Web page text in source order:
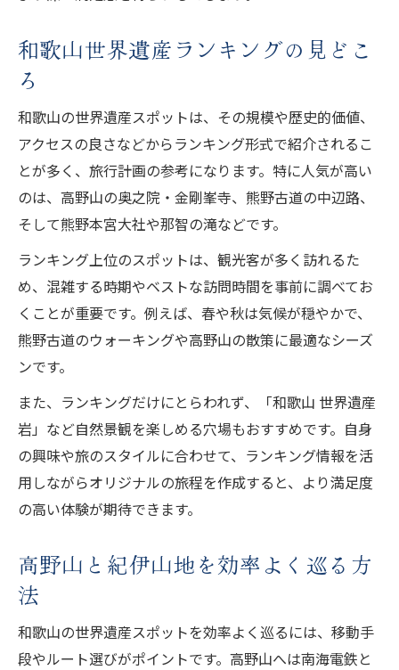
和歌山世界遺産ランキングの見どこ
ろ
和歌山の世界遺産スポットは、その規模や歴史的価値、
アクセスの良さなどからランキング形式で紹介されるこ
とが多く、旅行計画の参考になります。特に人気が高い
のは、高野山の奥之院・金剛峯寺、熊野古道の中辺路、
そして熊野本宮大社や那智の滝などです。
ランキング上位のスポットは、観光客が多く訪れるた
め、混雑する時期やベストな訪問時間を事前に調べてお
くことが重要です。例えば、春や秋は気候が穏やかで、
熊野古道のウォーキングや高野山の散策に最適なシーズ
ンです。
また、ランキングだけにとらわれず、「和歌山 世界遺産
岩」など自然景観を楽しめる穴場もおすすめです。自身
の興味や旅のスタイルに合わせて、ランキング情報を活
用しながらオリジナルの旅程を作成すると、より満足度
の高い体験が期待できます。
高野山と紀伊山地を効率よく巡る方
法
和歌山の世界遺産スポットを効率よく巡るには、移動手
段やルート選びがポイントです。高野山へは南海電鉄と